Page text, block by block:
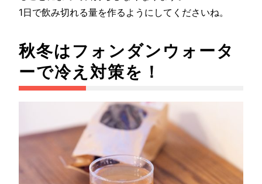
1日で飲み切れる量を作るようにしてくださいね。
秋冬はフォンダンウォータ
ーで冷え対策を！